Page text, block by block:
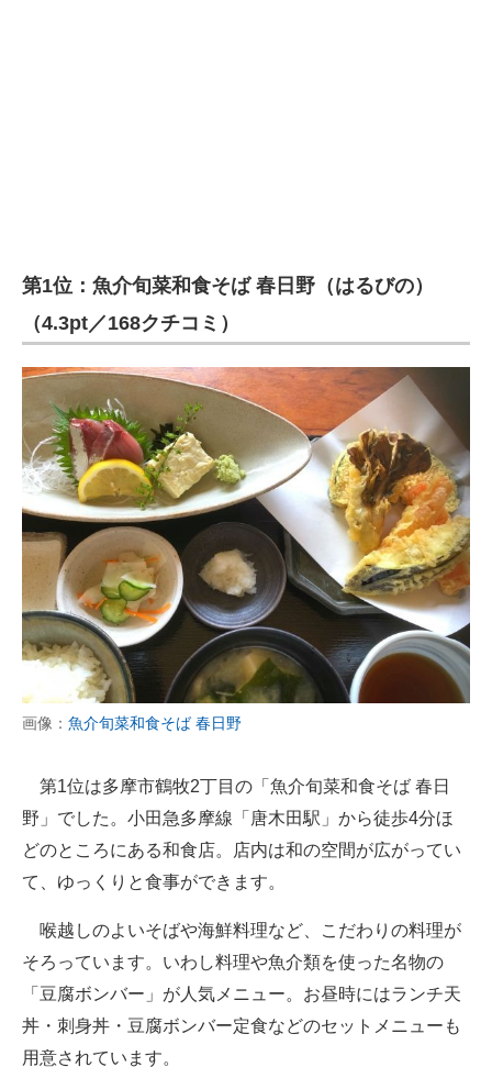
第1位：魚介旬菜和食そば 春日野（はるびの）
（4.3pt／168クチコミ）
画像： 魚介旬菜和食そば 春日野
第1位は多摩市鶴牧2丁目の「魚介旬菜和食そば 春日
野」でした。小田急多摩線「唐木田駅」から徒歩4分ほ
どのところにある和食店。店内は和の空間が広がってい
て、ゆっくりと食事ができます。
喉越しのよいそばや海鮮料理など、こだわりの料理が
そろっています。いわし料理や魚介類を使った名物の
「豆腐ボンバー」が人気メニュー。お昼時にはランチ天
丼・刺身丼・豆腐ボンバー定食などのセットメニューも
用意されています。